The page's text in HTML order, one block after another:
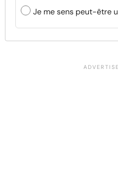
Je me sens peut-être